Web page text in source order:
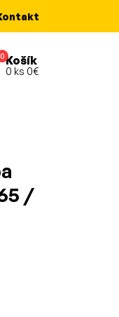
0Košík
0 ks 0€
/